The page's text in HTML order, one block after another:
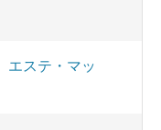
エステ・マッ